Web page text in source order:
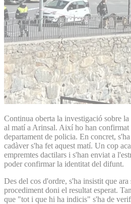
Continua oberta la investigació sobre
al matí a Arinsal. Així ho han confirmat
departament de policia. En concret,
cadàver s'ha fet aquest matí. Un cop
empremtes dactilars i s'han enviat a
poder confirmar la identitat del difunt.
Des del cos d'ordre, s'ha insistit que ara
procediment doni el resultat esperat.
que "tot i que hi ha indicis" s'ha de